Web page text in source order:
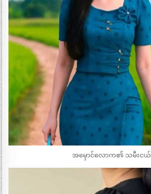
အမှောင်လောက၏ သမီးငယ်